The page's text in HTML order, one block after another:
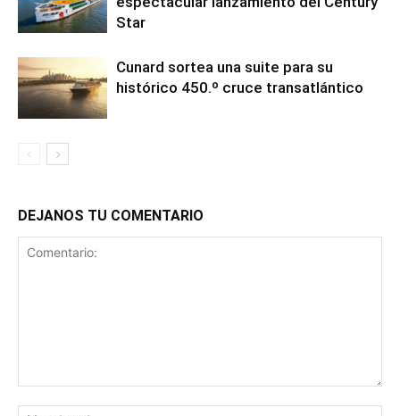
Star
Cunard sortea una suite para su
histórico 450.º cruce transatlántico
DEJANOS TU COMENTARIO